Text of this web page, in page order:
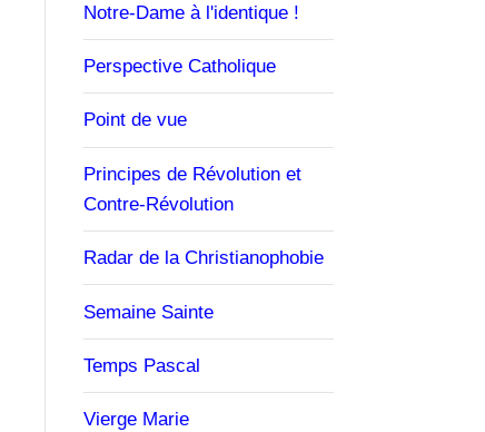
Notre-Dame à l'identique !
Perspective Catholique
Point de vue
Principes de Révolution et
Contre-Révolution
Radar de la Christianophobie
Semaine Sainte
Temps Pascal
Vierge Marie